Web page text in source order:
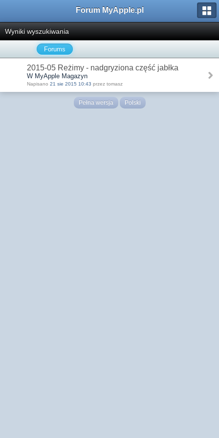
Forum MyApple.pl
Wyniki wyszukiwania
Forums
2015-05 Reżimy - nadgryziona część jabłka
W MyApple Magazyn
Napisano 21 sie 2015 10:43 przez tomasz
Pełna wersja Polski